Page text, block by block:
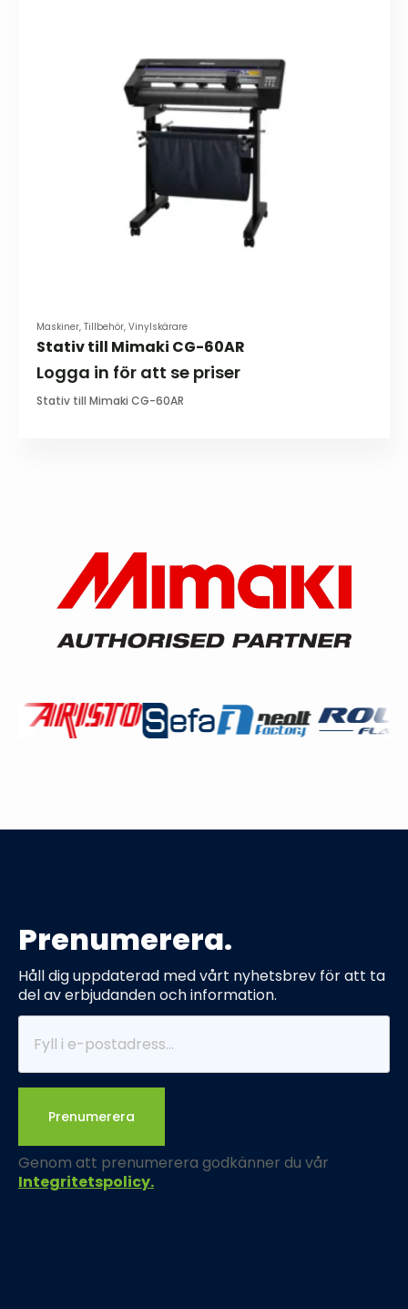
Maskiner, Tillbehör, Vinylskärare
Stativ till Mimaki CG-60AR
Logga in för att se priser
Stativ till Mimaki CG-60AR
Prenumerera.
Håll dig uppdaterad med vårt nyhetsbrev för att ta
del av erbjudanden och information.
Prenumerera
Genom att prenumerera godkänner du vår
Integritetspolicy.